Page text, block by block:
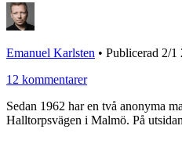
Emanuel Karlsten • Publicerad 2/1
12 kommentarer
Sedan 1962 har en två anonyma
Halltorpsvägen i Malmö. På